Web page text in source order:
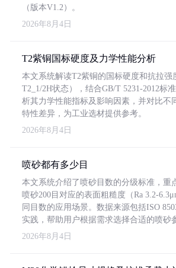
（版本V1.2）。
2026年8月4日
T2紫铜国标硬度及力学性能分析
本文系统解读T2紫铜的国标硬度和抗拉强
T2_1/2H状态），结合GB/T 5231-2012标
析其力学性能指标及影响因素，并对比不
特性差异，为工业选材提供参考。
2026年8月4日
喷砂都有多少目
本文系统介绍了喷砂目数的分级标准，重
喷砂200目对应的表面粗糙度（Ra 3.2-
同目数的应用场景。数据来源包括ISO
实践，帮助用户根据需求选择合适的喷砂
2026年8月4日